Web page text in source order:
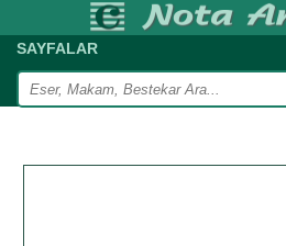
SAYFALAR